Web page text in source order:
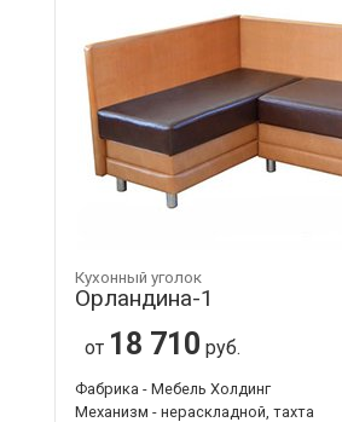
Кухонный уголок
Орландина-1
от 18 710 руб.
Фабрика - Мебель Холдинг
Механизм - нераскладной, тахта